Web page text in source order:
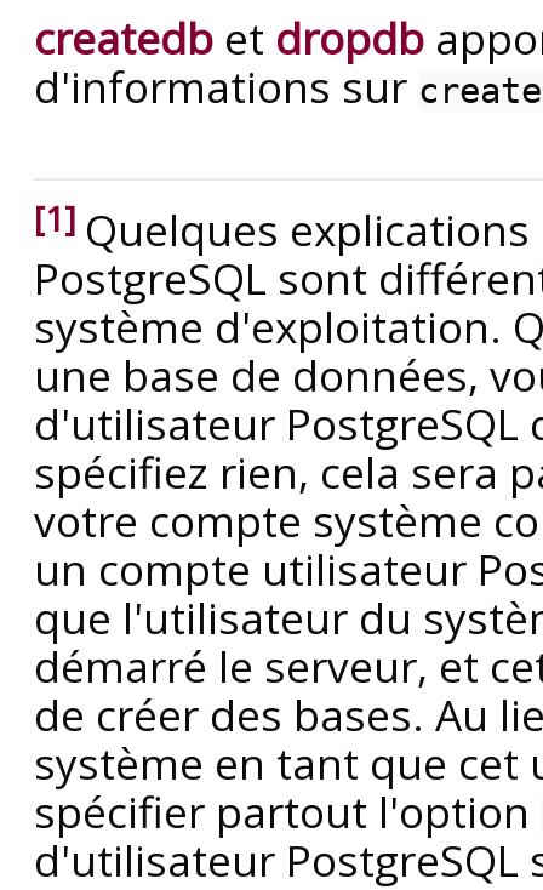
createdb et dropdb
d'informations sur
[1] Quelques
PostgreSQL sont
système d'exploitation.
une base de données,
d'utilisateur PostgreSQL
spécifiez rien, cela sera
votre compte système
un compte utilisateur
que l'utilisateur du
démarré le serveur, et
de créer des bases. Au
système en tant que cet
spécifier partout l'option
d'utilisateur PostgreSQL